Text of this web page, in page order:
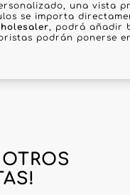
una vista
se importa
, podrá añadir
podrán ponerse